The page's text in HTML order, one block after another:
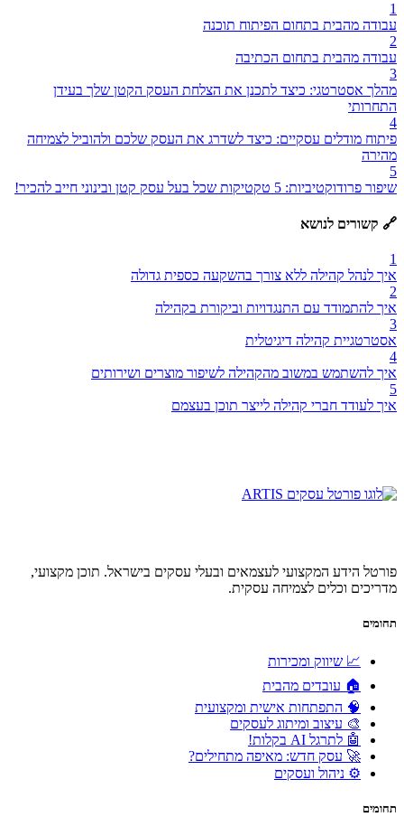
1
עבודה מהבית בתחום הפיתוח תוכנה
2
עבודה מהבית בתחום הכתיבה
3
מהלך אסטרטגי: כיצד לתכנן את הצלחת העסק הקטן שלך בעידן
התחרותי
4
פיתוח מודלים עסקיים: כיצד לשדרג את העסק שלכם ולהוביל לצמיחה
מהירה
5
שיפור פרודוקטיביות: 5 טקטיקות שכל בעל עסק קטן ובינוני חייב להכיר!
🔗 קשורים לנושא
1
איך לנהל קהילה ללא צורך בהשקעה כספית גדולה
2
איך להתמודד עם התנגדויות וביקורת בקהילה
3
אסטרטגיית קהילה דיגיטלית
4
איך להשתמש במשוב מהקהילה לשיפור מוצרים ושירותים
5
איך לעודד חברי קהילה לייצר תוכן בעצמם
פורטל הידע המקצועי לעצמאים ובעלי עסקים בישראל. תוכן מקצועי,
מדריכים וכלים לצמיחה עסקית.
תחומים
📈 שיווק ומכירות
🏠 עובדים מהבית
🧠 התפתחות אישית ומקצועית
🎨 עיצוב ומיתוג לעסקים
🤖 לתרגל AI בקלות!
🚀 עסק חדש: מאיפה מתחילים?
⚙️ ניהול ועסקים
תחומים